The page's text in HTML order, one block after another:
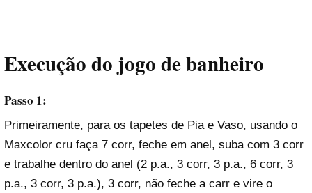
Execução do jogo de banheiro
Passo 1:
Primeiramente, para os tapetes de Pia e Vaso, usando o
Maxcolor cru faça 7 corr, feche em anel, suba com 3 corr
e trabalhe dentro do anel (2 p.a., 3 corr, 3 p.a., 6 corr, 3
p.a., 3 corr, 3 p.a.), 3 corr, não feche a carr e vire o